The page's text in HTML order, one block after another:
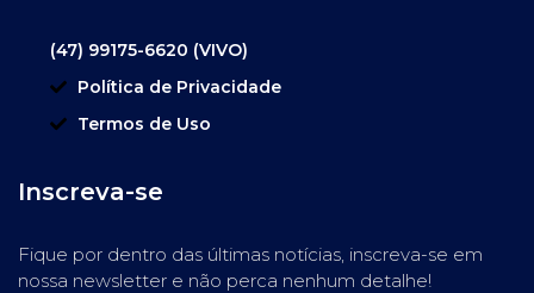
(47) 99175-6620 (VIVO)
Política de Privacidade
Termos de Uso
Inscreva-se
Fique por dentro das últimas notícias, inscreva-se em
nossa newsletter e não perca nenhum detalhe!